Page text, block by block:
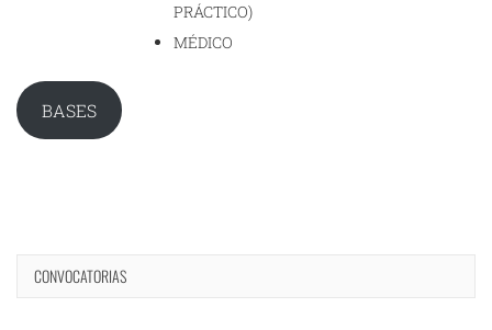
PRÁCTICO)
MÉDICO
BASES
CONVOCATORIAS